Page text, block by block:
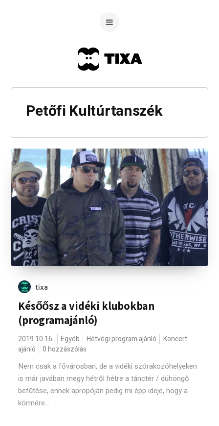
Petőfi Kultúrtanszék
tixa
Későősz a vidéki klubokban
(programajánló)
2019.10.16. Egyéb Hétvégi program ajánló
Koncert
ajánló
0 hozzászólás
Nem csak a fővárosban, de a vidéki szórakozóhelyeken
is már javában megy hétről hétre a tánctér / dühöngő
befűtése, ennek apropóján pedig mi épp ideje, hogy a
körmére...